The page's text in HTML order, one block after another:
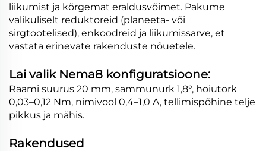
liikumist ja kõrgemat eraldusvõimet. Pakume
valikuliselt reduktoreid (planeeta- või
sirgtootelised), enkoodreid ja liikumissarve, et
vastata erinevate rakenduste nõuetele.
Lai valik Nema8 konfiguratsioone:
Raami suurus 20 mm, sammunurk 1,8°, hoiutork
0,03–0,12 Nm, nimivool 0,4–1,0 A, tellimispõhine telje
pikkus ja mähis.
Rakendused